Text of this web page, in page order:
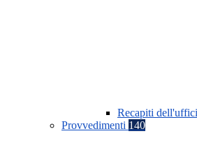
Recapiti
Provvedimenti 140